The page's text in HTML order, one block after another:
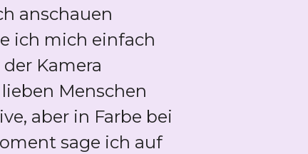
anschauen
ich mich einfach
Kamera
Menschen
aber in Farbe bei
sage ich auf